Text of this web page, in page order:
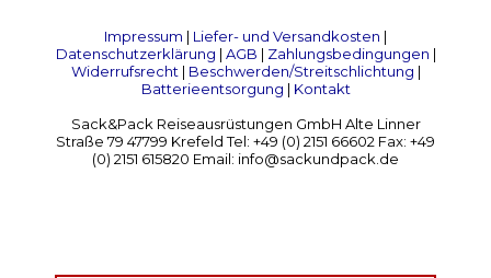
Impressum | Liefer- und Versandkosten |
Datenschutzerklärung | AGB | Zahlungsbedingungen |
Widerrufsrecht | Beschwerden/Streitschlichtung |
Batterieentsorgung | Kontakt
Sack&Pack Reiseausrüstungen GmbH Alte Linner
Straße 79 47799 Krefeld Tel: +49 (0) 2151 66602 Fax: +49
(0) 2151 615820 Email: info@sackundpack.de